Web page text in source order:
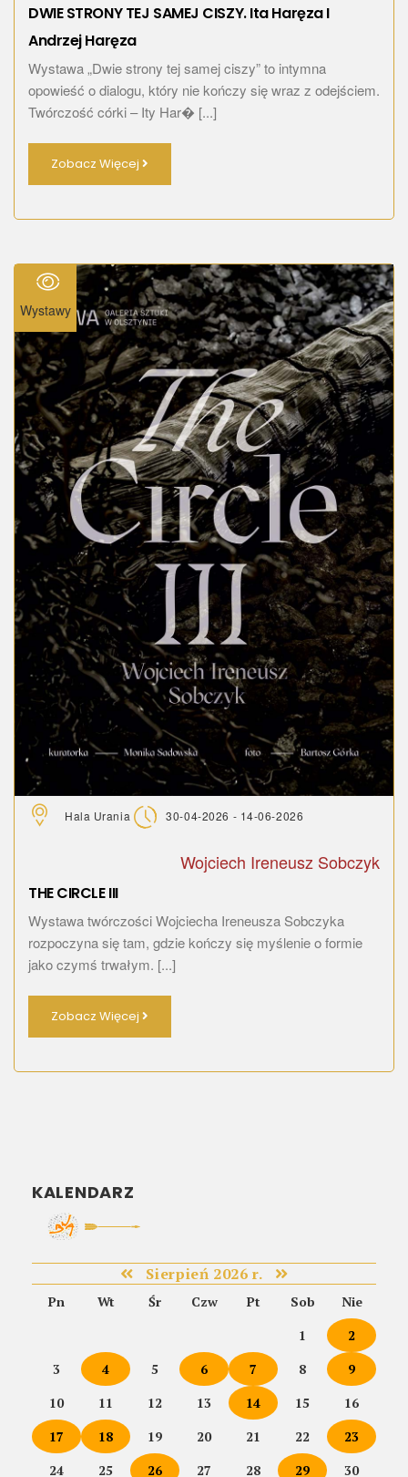
DWIE STRONY TEJ SAMEJ CISZY. Ita Haręza I
Andrzej Haręza
Wystawa „Dwie strony tej samej ciszy” to intymna
opowieść o dialogu, który nie kończy się wraz z odejściem.
Twórczość córki – Ity Har� [...]
Zobacz Więcej
Wystawy
Hala Urania 30-04-2026 - 14-06-2026
Wojciech Ireneusz Sobczyk
THE CIRCLE III
Wystawa twórczości Wojciecha Ireneusza Sobczyka
rozpoczyna się tam, gdzie kończy się myślenie o formie
jako czymś trwałym. [...]
Zobacz Więcej
KALENDARZ
Sierpień 2026 r.
Pn Wt Śr Czw Pt Sob
Nie
1
2
3
4 5 6 7 8
9
10
11 12 13 14 15
16
17
18 19 20 21 22
23
24
25 26 27 28 29 30